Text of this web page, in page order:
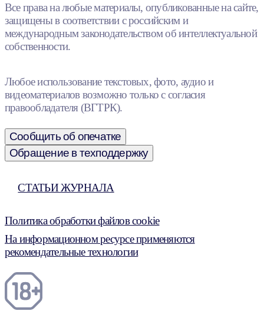
Все права на любые материалы, опубликованные на сайте,
защищены в соответствии с российским и
международным законодательством об интеллектуальной
собственности.
Любое использование текстовых, фото, аудио и
видеоматериалов возможно только с согласия
правообладателя (ВГТРК).
Сообщить об опечатке
Обращение в техподдержку
СТАТЬИ ЖУРНАЛА
Политика обработки файлов cookie
На информационном ресурсе применяются
рекомендательные технологии